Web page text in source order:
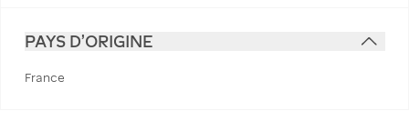
PAYS D'ORIGINE
France